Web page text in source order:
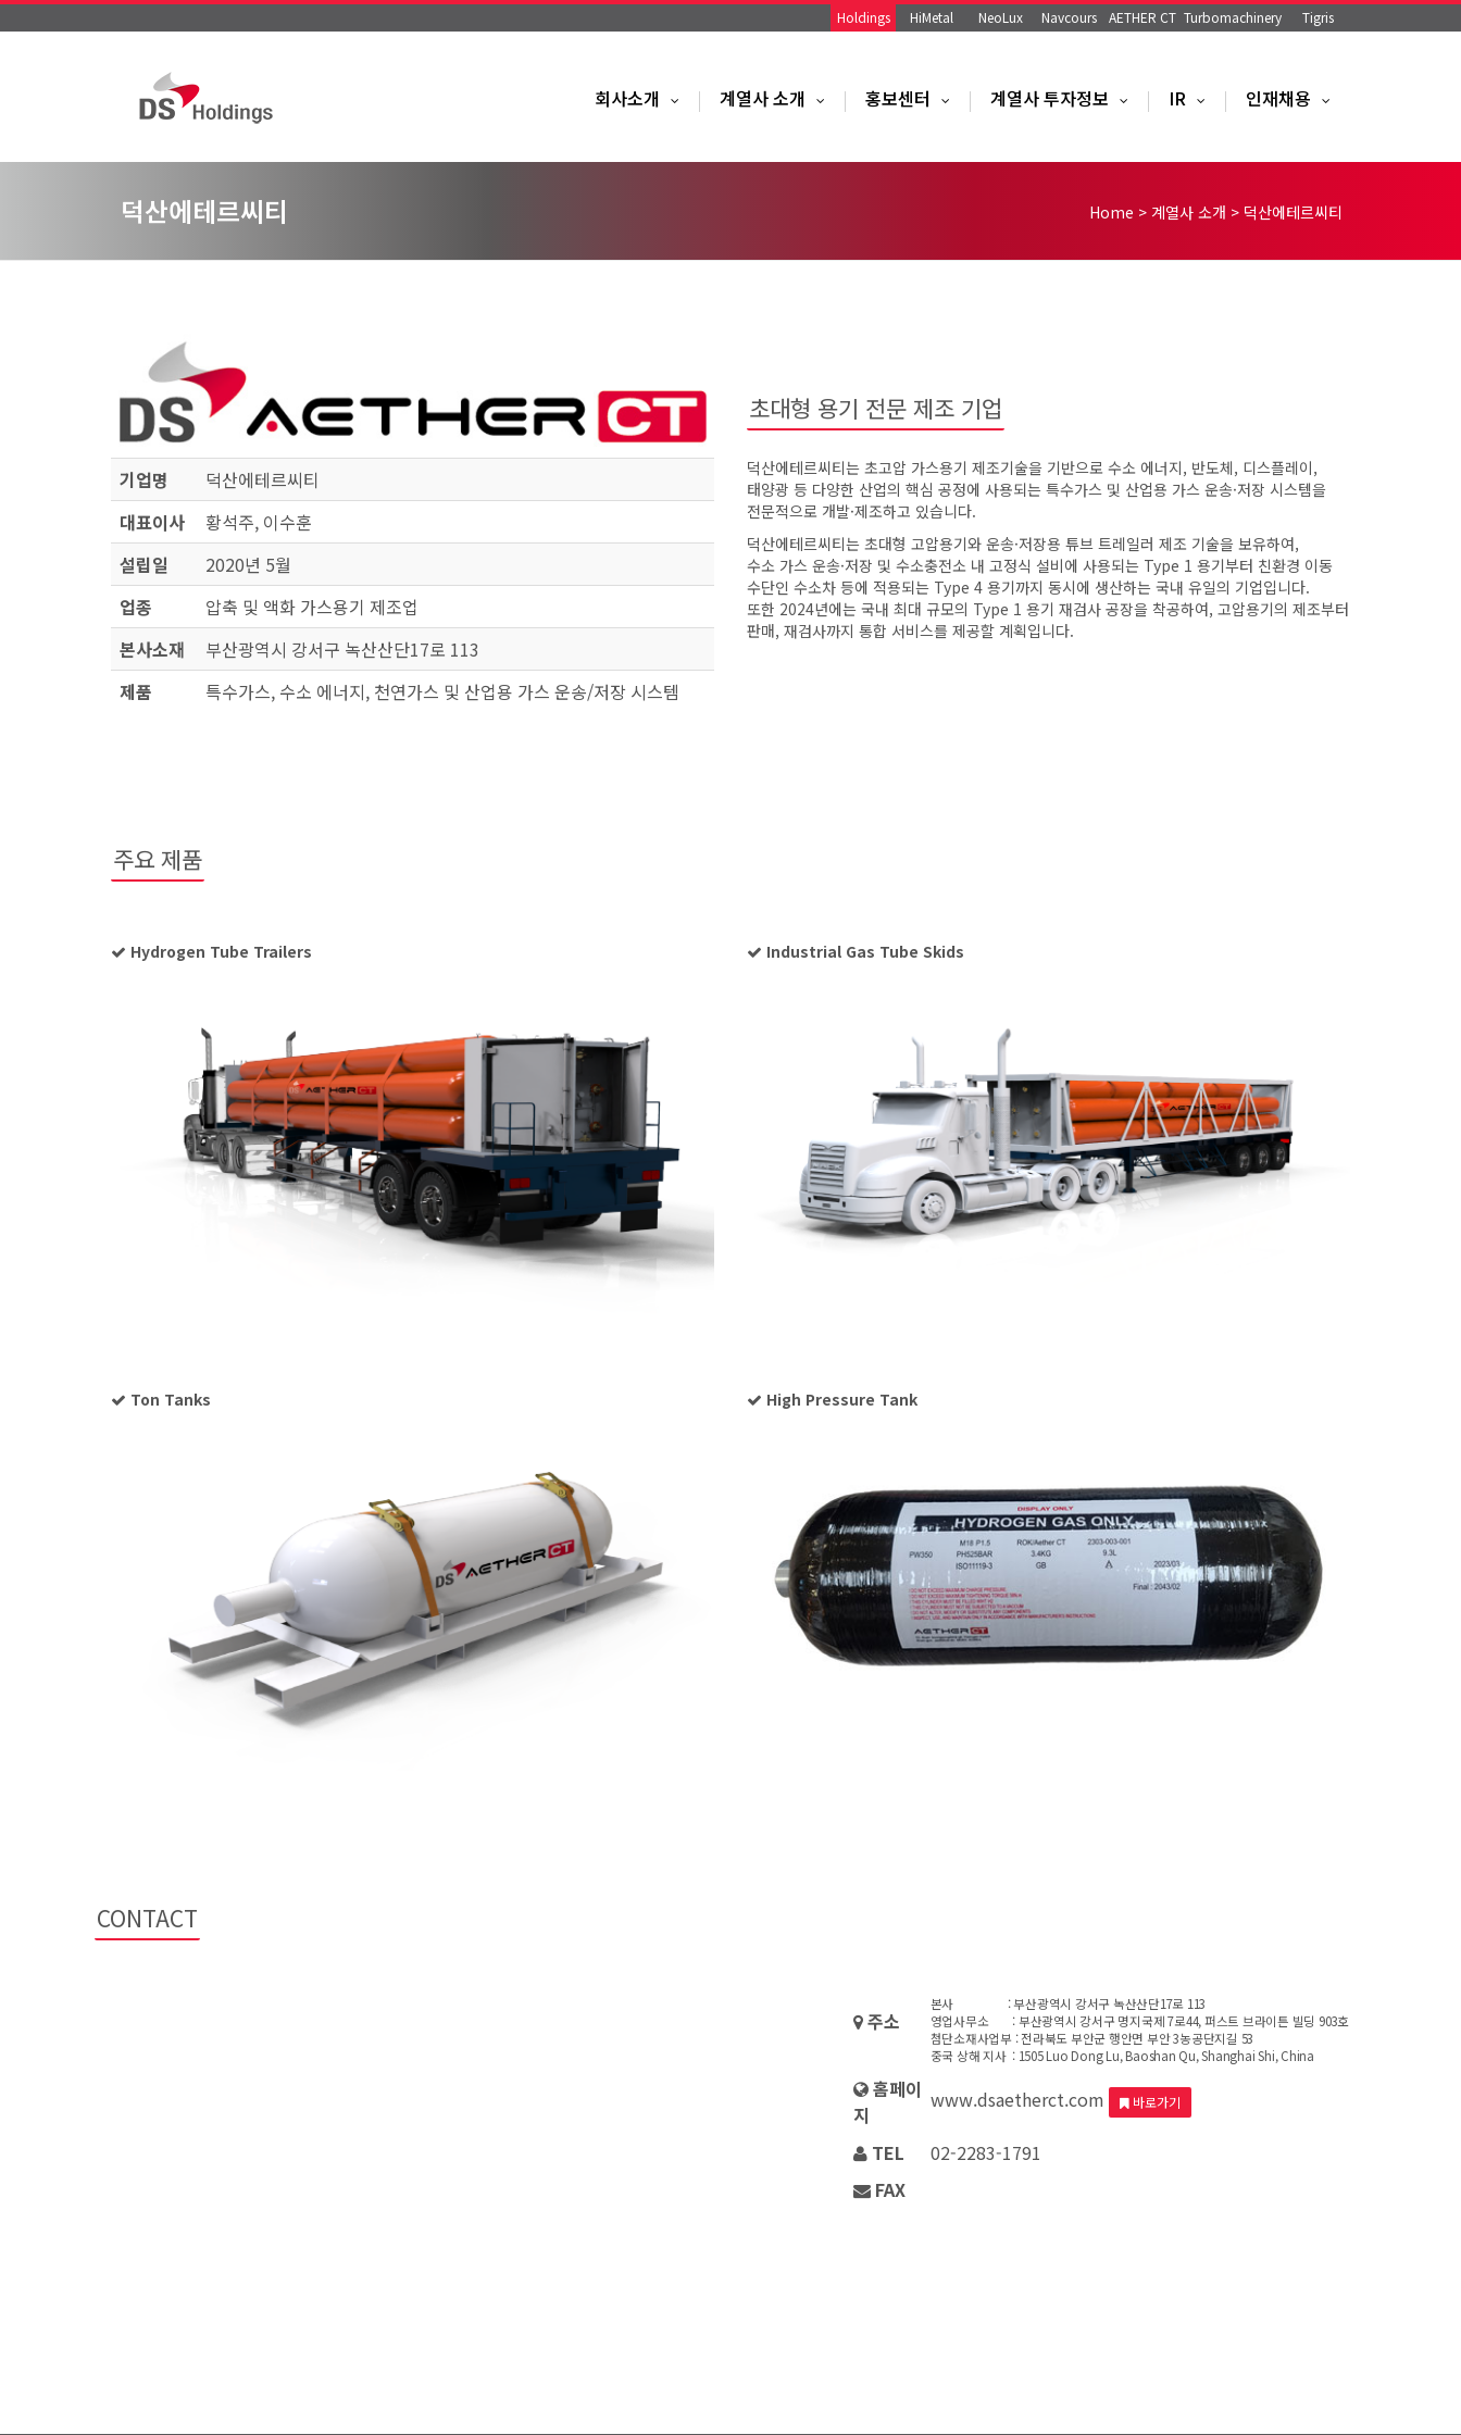
Holdings HiMetal NeoLux Navcours AETHER CT Turbomachinery Tigris
회사소개 계열사 소개 홍보센터 계열사 투자정보 IR 인재채용
덕산에테르씨티 Home > 계열사 소개 > 덕산에테르씨티
기업명
덕산에테르씨티
대표이사
황석주, 이수훈
설립일
2020년 5월
업종
압축 및 액화 가스용기 제조업
본사소재
부산광역시 강서구 녹산산단17로 113
제품
특수가스, 수소 에너지, 천연가스 및 산업용 가스 운송/저장 시스템
초대형 용기 전문 제조 기업
덕산에테르씨티는 초고압 가스용기 제조기술을 기반으로 수소 에너지, 반도체, 디스플레이,
태양광 등 다양한 산업의 핵심 공정에 사용되는 특수가스 및 산업용 가스 운송·저장 시스템을
전문적으로 개발·제조하고 있습니다.
덕산에테르씨티는 초대형 고압용기와 운송·저장용 튜브 트레일러 제조 기술을 보유하여,
수소 가스 운송·저장 및 수소충전소 내 고정식 설비에 사용되는 Type 1 용기부터 친환경 이동
수단인 수소차 등에 적용되는 Type 4 용기까지 동시에 생산하는 국내 유일의 기업입니다.
또한 2024년에는 국내 최대 규모의 Type 1 용기 재검사 공장을 착공하여, 고압용기의 제조부터
판매, 재검사까지 통합 서비스를 제공할 계획입니다.
주요 제품
Hydrogen Tube Trailers Industrial Gas Tube Skids
Ton Tanks High Pressure Tank
CONTACT
주소
본사                  : 부산광역시 강서구 녹산산단17로 113
영업사무소        : 부산광역시 강서구 명지국제 7로44, 퍼스트 브라이튼 빌딩 903호
첨단소재사업부 : 전라북도 부안군 행안면 부안 3농공단지길 53
중국 상해 지사  : 1505 Luo Dong Lu, Baoshan Qu, Shanghai Shi, China
홈페이
지
www.dsaetherct.com 바로가기
TEL
02-2283-1791
FAX